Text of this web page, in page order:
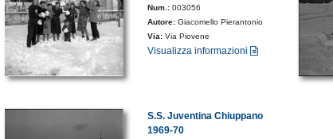
Num.: 003056
Autore: Giacomello Pierantonio
Via: Via Piovene
Visualizza informazioni
S.S. Juventina Chiuppano
1969-70